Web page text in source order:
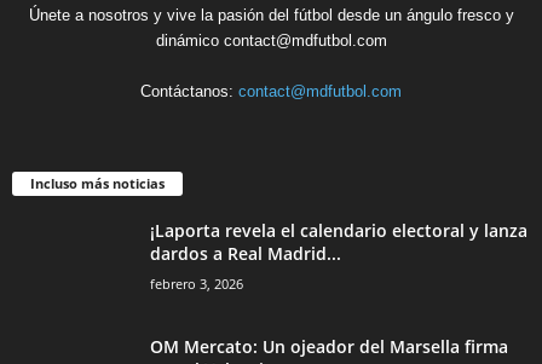
Únete a nosotros y vive la pasión del fútbol desde un ángulo fresco y
dinámico contact@mdfutbol.com
Contáctanos: contact@mdfutbol.com
Incluso más noticias
¡Laporta revela el calendario electoral y lanza
dardos a Real Madrid...
febrero 3, 2026
OM Mercato: Un ojeador del Marsella firma